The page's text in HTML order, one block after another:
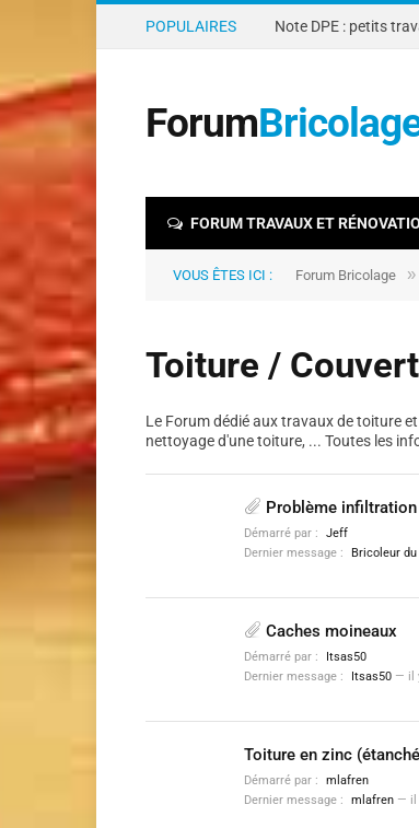
POPULAIRES
Forum
FORUM TRAVAUX ET
VOUS ÊTES ICI : Forum Bricolage »
Toiture /
Le Forum dédié aux travaux de toiture
nettoyage d'une toiture, ... Toutes les
Problème infiltration
Démarré par :
Jeff
Dernier message :
Bricoleur
Caches moineaux
Démarré par :
Itsas50
Dernier message :
Itsas50 — il
Toiture en zinc
Démarré par :
mlafren
Dernier message :
mlafren — il